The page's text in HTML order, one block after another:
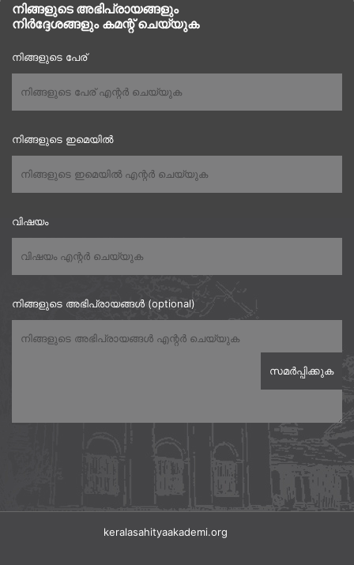
നിങ്ങളുടെ അഭിപ്രായങ്ങളും
നിർദ്ദേശങ്ങളും കമന്റ് ചെയ്യുക
നിങ്ങളുടെ പേര്
നിങ്ങളുടെ ഇമെയിൽ
വിഷയം
നിങ്ങളുടെ അഭിപ്രായങ്ങൾ (optional)
keralasahityaakademi.org